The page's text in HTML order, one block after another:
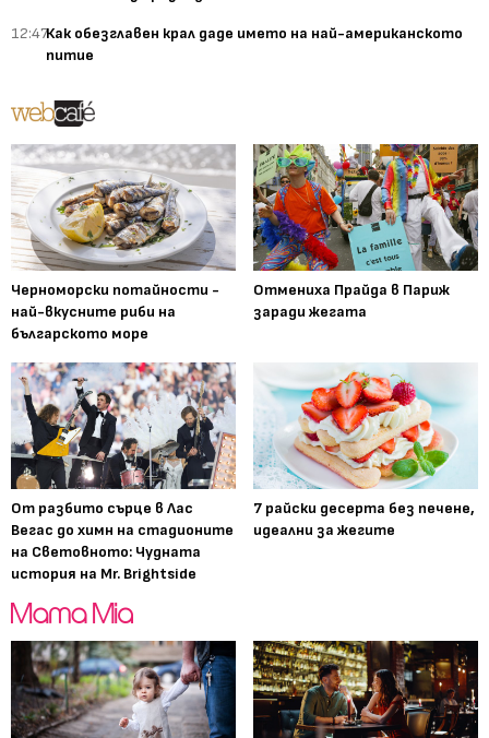
12:47Как обезглавен крал даде името на най-американското
питие
Черноморски потайности -
най-вкусните риби на
българското море
Отмениха Прайда в Париж
заради жегата
От разбито сърце в Лас
Вегас до химн на стадионите
на Световното: Чудната
история на Mr. Brightside
7 райски десерта без печене,
идеални за жегите